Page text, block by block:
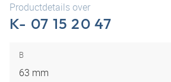
Productdetails over
K- 07 15 20 47
B
63 mm